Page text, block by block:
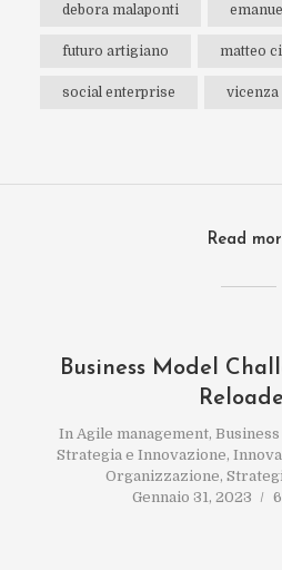
debora malaponti
futuro artigiano matteo
social enterprise vicenza
Read
Business Model
In Agile management,
Strategia e Innovazione,
Organizzazione,
Gennaio 31, 2023